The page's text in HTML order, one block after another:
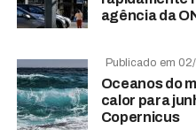
agência da
Publicado em
Oceanos do
calor para
Copernicus